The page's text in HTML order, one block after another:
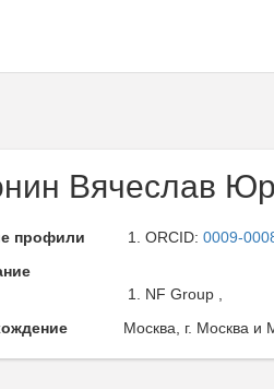
Вячеслав
профили ORCID: 0009-
NF Group ,
Москва, г. Москва и